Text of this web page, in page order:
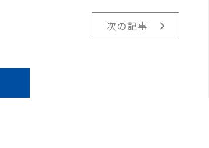
次の記事